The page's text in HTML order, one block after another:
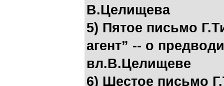
В.Целищева
5) Пятое письмо
агент” -- о
вл.В.Целищеве
6) Шестое письмо